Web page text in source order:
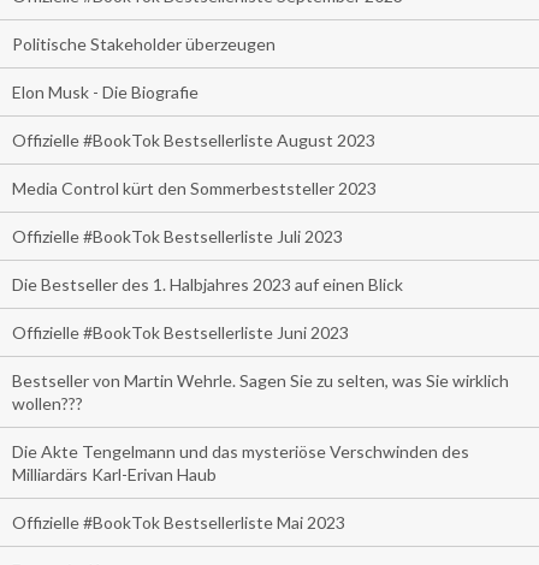
Politische Stakeholder überzeugen
Elon Musk - Die Biografie
Offizielle #BookTok Bestsellerliste August 2023
Media Control kürt den Sommerbeststeller 2023
Offizielle #BookTok Bestsellerliste Juli 2023
Die Bestseller des 1. Halbjahres 2023 auf einen Blick
Offizielle #BookTok Bestsellerliste Juni 2023
Bestseller von Martin Wehrle. Sagen Sie zu selten, was Sie wirklich
wollen???
Die Akte Tengelmann und das mysteriöse Verschwinden des
Milliardärs Karl-Erivan Haub
Offizielle #BookTok Bestsellerliste Mai 2023